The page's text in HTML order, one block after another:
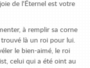
de l'Éternel est votre
à remplir sa corne
là un roi pour lui.
le bien-aimé, le roi
celui qui a été oint au